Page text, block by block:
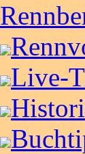
Live-